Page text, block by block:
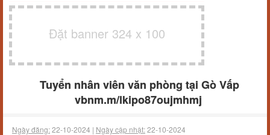
Đặt banner 324 x 100
Tuyển nhân viên văn phòng tại Gò Vấp
vbnm.m/lkipo87oujmhmj
Ngày đăng:22-10-2024 | Ngày cập nhật:22-10-2024